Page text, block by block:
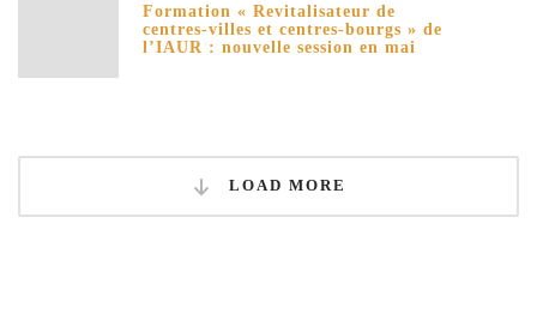
Formation « Revitalisateur de
centres-villes et centres-bourgs » de
l’IAUR : nouvelle session en mai
LOAD MORE